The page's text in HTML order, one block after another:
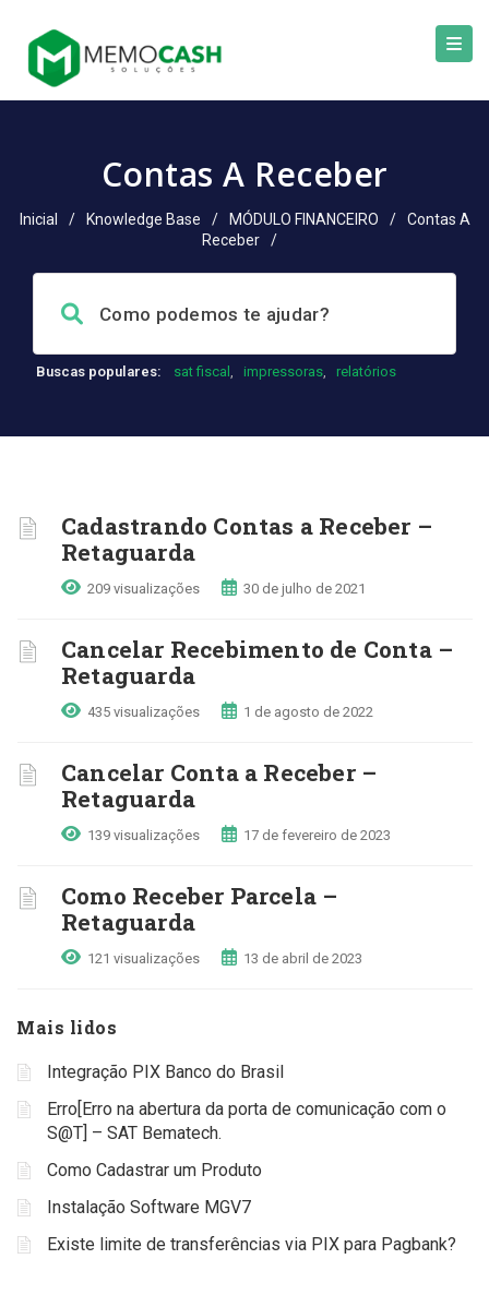
Contas A Receber
Inicial / Knowledge Base / MÓDULO FINANCEIRO /
Contas A
Receber
/
Buscas populares: sat fiscal , impressoras, relatórios
Cadastrando Contas a Receber –
Retaguarda
209 visualizações 30 de julho de 2021
Cancelar Recebimento de Conta –
Retaguarda
435 visualizações 1 de agosto de 2022
Cancelar Conta a Receber –
Retaguarda
139 visualizações 17 de fevereiro de 2023
Como Receber Parcela –
Retaguarda
121 visualizações 13 de abril de 2023
Mais lidos
Integração PIX Banco do Brasil
Erro[Erro na abertura da porta de comunicação com o
S@T] – SAT Bematech.
Como Cadastrar um Produto
Instalação Software MGV7
Existe limite de transferências via PIX para Pagbank?